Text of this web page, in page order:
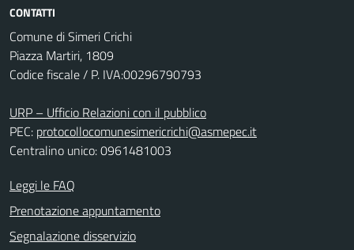
CONTATTI
Comune di Simeri Crichi
Piazza Martiri, 1809
Codice fiscale / P. IVA:00296790793
URP – Ufficio Relazioni con il pubblico
PEC: protocollocomunesimericrichi@asmepec.it
Centralino unico: 0961481003
Leggi le FAQ
Prenotazione appuntamento
Segnalazione disservizio